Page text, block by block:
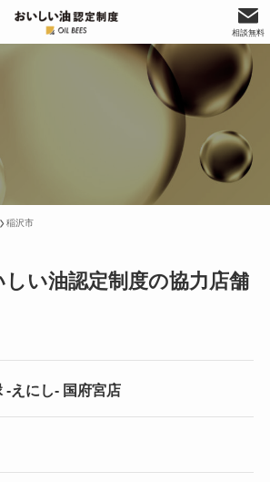
相談無料
稲沢市
い油認定制度の協力店舗
-えにし- 国府宮店